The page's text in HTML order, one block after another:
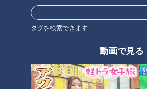
タグを検索できます
動画で見る
加藤愛アナが愛知県豊田市藤岡
ム』を調査！ 爆発的に大きくて
おいしい！パリサク食感のシュ
ークリーム
す！【チャ